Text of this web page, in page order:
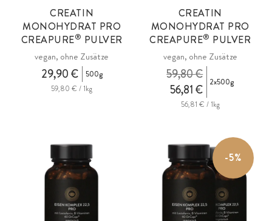
CREATIN
MONOHYDRAT PRO
CREAPURE® PULVER
vegan, ohne Zusätze
29,90 €
500g
59,80 € / 1kg
CREATIN
MONOHYDRAT PRO
CREAPURE® PULVER
vegan, ohne Zusätze
56,81 €
59,80 € 2x500g
56,81 € / 1kg
-5%